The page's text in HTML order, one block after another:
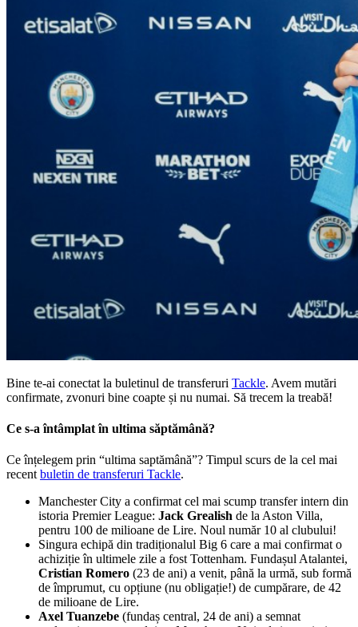
Bine te-ai conectat la buletinul de transferuri Tackle. Avem mutări
confirmate, zvonuri bine coapte și nu numai. Să trecem la treabă!
Ce s-a întâmplat în ultima săptămână?
Ce înțelegem prin “ultima saptămână”? Timpul scurs de la cel mai
recent buletin de transferuri Tackle.
Manchester City a confirmat cel mai scump transfer intern din
istoria Premier League: Jack Grealish de la Aston Villa,
pentru 100 de milioane de Lire. Noul număr 10 al clubului!
Singura echipă din tradiționalul Big 6 care a mai confirmat o
achiziție în ultimele zile a fost Tottenham. Fundașul Atalantei,
Cristian Romero (23 de ani) a venit, până la urmă, sub formă
de împrumut, cu opțiune (nu obligație!) de cumpărare, de 42
de milioane de Lire.
Axel Tuanzebe (fundaș central, 24 de ani) a semnat